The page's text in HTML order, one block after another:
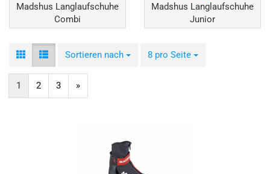
Madshus Langlaufschuhe
Combi
Madshus Langlaufschuhe
Junior
Sortieren nach
Sortieren nach 8 pro Seite
pro Seite
1 2 3 »